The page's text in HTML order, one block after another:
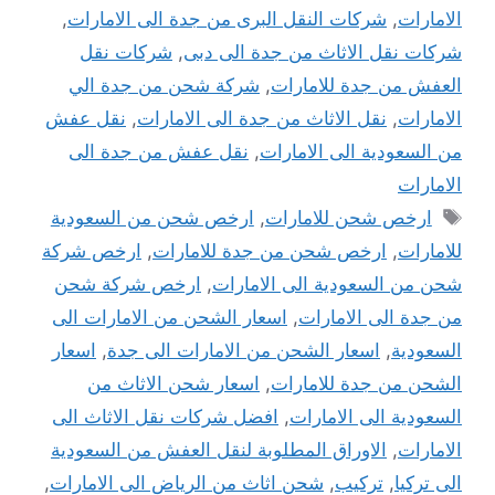
الامارات, شركات النقل البرى من جدة الى الامارات,
شركات نقل الاثاث من جدة الى دبى, شركات نقل
العفش من جدة للامارات, شركة شحن من جدة الي
الامارات, نقل الاثاث من جدة الى الامارات, نقل عفش
من السعودية الى الامارات, نقل عفش من جدة الى
الامارات
الوسوم
ارخص شحن للامارات, ارخص شحن من السعودية
للامارات, ارخص شحن من جدة للامارات, ارخص شركة
شحن من السعودية الى الامارات, ارخص شركة شحن
من جدة الى الامارات, اسعار الشحن من الامارات الى
السعودية, اسعار الشحن من الامارات الى جدة, اسعار
الشحن من جدة للامارات, اسعار شحن الاثاث من
السعودية الى الامارات, افضل شركات نقل الاثاث الى
الامارات, الاوراق المطلوبة لنقل العفش من السعودية
الى تركيا, تركيب, شحن اثاث من الرياض الى الامارات,